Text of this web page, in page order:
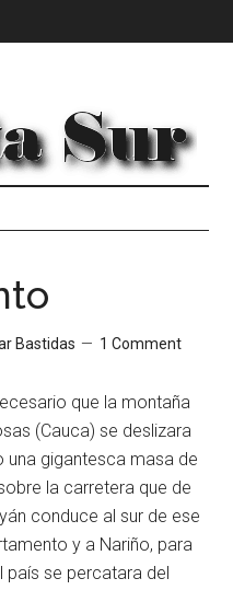
Bastidas 1 Comment
que la montaña
(Cauca) se deslizara
una gigantesca masa de
la carretera que de
conduce al sur de ese
y a Nariño, para
país se percatara del